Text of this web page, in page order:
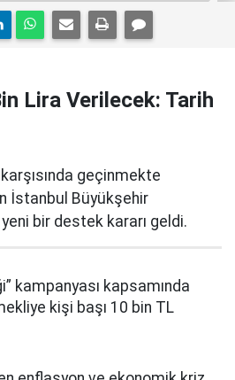
Lira Verilecek: Tarih
geçinmekte
İstanbul Büyükşehir
bir destek kararı geldi.
kampanyası kapsamında
kişi başı 10 bin TL